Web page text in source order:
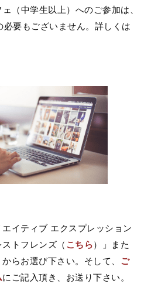
（中学生以上）へのご参加は、
要もございません。詳しくは
イティブ エクスプレッション
トフレンズ（ こちら）」また
からお選び下さい。そして、 ご
にご記入頂き、お送り下さい。